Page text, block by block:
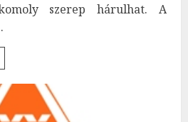
szerep hárulhat. A